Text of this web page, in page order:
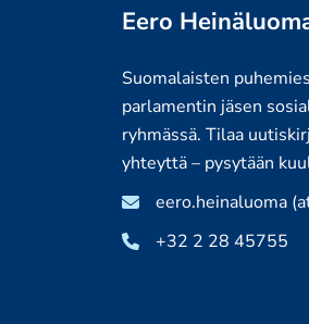
Eero
Suomalaisten
parlamentin jäsen
ryhmässä. Tilaa
yhteyttä – pysytään
eero.heinaluoma
+32 2 28 45755